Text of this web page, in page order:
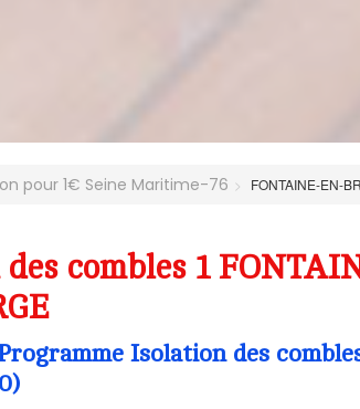
pour 1€ Seine Maritime-76 FONTAINE-EN-
combles 1
Isolation des